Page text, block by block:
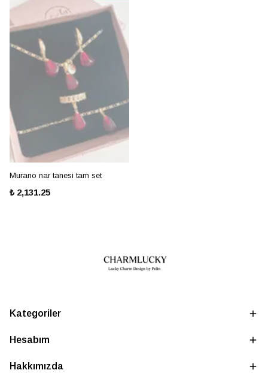
Murano nar tanesi tam set
₺ 2,131.25
Kategoriler
Hesabım
Hakkımızda